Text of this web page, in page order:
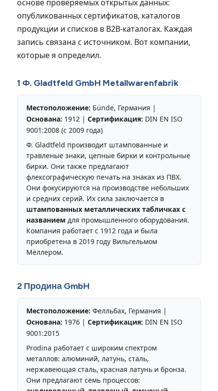
основе проверяемых открытых данных:
опубликованных сертификатов, каталогов
продукции и списков в B2B-каталогах. Каждая
запись связана с источником. Вот компании,
которые я определил.
1 Ф. Gladtfeld GmbH Metallwarenfabrik
Местоположение: Бünde, Германия |
Основана: 1912 | Сертификация: DIN EN ISO
9001:2008 (с 2009 года)
Ф. Gladtfeld производит штампованные и
травленые знаки, цепные бирки и контрольные
бирки. Они также предлагают
флексографическую печать на знаках из ПВХ.
Они фокусируются на производстве небольших
и средних серий. Их сила заключается в
штампованных металлических табличках с
названием для промышленного оборудования.
Компания работает с 1912 года и была
приобретена в 2019 году Вильгельмом
Мёллером.
2 Продина GmbH
Местоположение: Фелльбах, Германия |
Основана: 1976 | Сертификация: DIN EN ISO
9001:2015
Prodina работает с широким спектром
металлов: алюминий, латунь, сталь,
нержавеющая сталь, красная латунь и бронза.
Они предлагают семь процессов: